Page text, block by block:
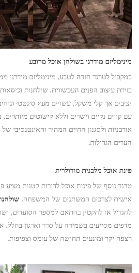
מינימליזם מודרני בשולחן אוכל מרובע
במקביל לטרנד חזרה לטבע, מינימליזם מודרני
בזירת עיצוב הפנים העכשווית. שולחנות
יציבים אך קלי משקל, עשויים מעץ סינטטי
עם קווים נקיים וישרים וללא קישוטים
אורבניות ולסגנון החיים המהיר והאינטנסיבי
הערים הגדולות.
פינת אוכל מלבנית מודולרית
טרנד נוסף של פינות אוכל לדירות קטנות מציע
אישית לצרכים המשתנים של המשפחה.
להגדיל או להקטין בהתאם למספר הסועדים,
מדפים מסייעים בשמירה על סדר וארגון
רצפה יקר ומונעים תחושה של עומס וצפיפות.